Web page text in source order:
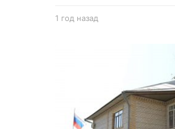
1 год назад
д